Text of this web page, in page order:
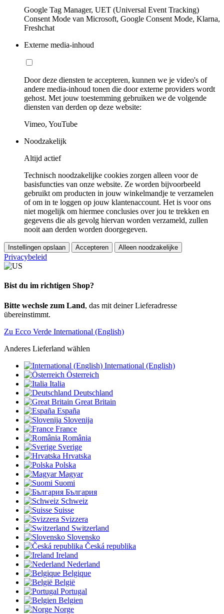
Google Tag Manager, UET (Universal Event Tracking)
Consent Mode van Microsoft, Google Consent Mode, Klarna,
Freshchat
Externe media-inhoud
Door deze diensten te accepteren, kunnen we je video's of
andere media-inhoud tonen die door externe providers wordt
gehost. Met jouw toestemming gebruiken we de volgende
diensten van derden op deze website:
Vimeo, YouTube
Noodzakelijk
Altijd actief
Technisch noodzakelijke cookies zorgen alleen voor de
basisfuncties van onze website. Ze worden bijvoorbeeld
gebruikt om producten in jouw winkelmandje te verzamelen
of om in te loggen op jouw klantenaccount. Het is voor ons
niet mogelijk om hiermee conclusies over jou te trekken en
gegevens die als gevolg hiervan worden verzameld, zullen
nooit aan derden worden doorgegeven.
Instellingen opslaan Accepteren Alleen noodzakelijke
Privacybeleid
Bist du im richtigen Shop?
Bitte wechsle zum Land, das mit deiner Lieferadresse
übereinstimmt.
Zu Ecco Verde International (English)
Anderes Lieferland wählen
International (English)
Österreich
Italia
Deutschland
Great Britain
España
Slovenija
France
România
Sverige
Hrvatska
Polska
Magyar
Suomi
България
Schweiz
Suisse
Svizzera
Switzerland
Slovensko
Česká republika
Ireland
Nederland
Belgique
België
Portugal
Belgien
Norge